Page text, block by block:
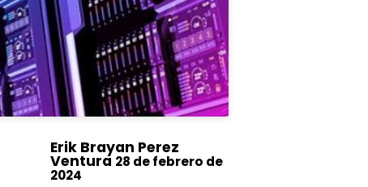
Erik Brayan Perez
Ventura 28 de febrero de
2024